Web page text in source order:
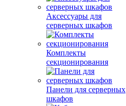
Аксессуары для
серверных шкафов
Комплекты
секционирования
Панели для серверных
шкафов